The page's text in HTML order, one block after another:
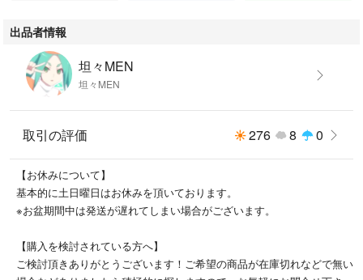
出品者情報
坦々MEN
坦々MEN
取引の評価 276 8 0
【お休みについて】
基本的に土日曜日はお休みを頂いております。
※お盆期間中は発送が遅れてしまい場合がございます。
【購入を検討されている方へ】
ご検討頂きありがとうございます！ご希望の商品が在庫切れなどで無い